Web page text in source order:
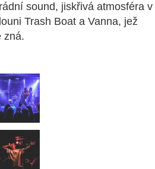
sound, jiskřivá atmosféra v
Trash Boat a Vanna, jež
zná.